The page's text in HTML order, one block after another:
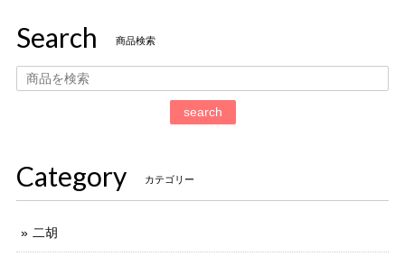
Search 商品検索
search
Category カテゴリー
二胡